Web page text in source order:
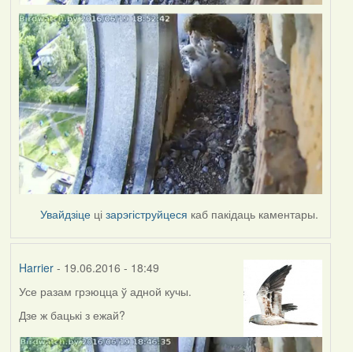
Увайдзіце цізарэгіструйцеся каб пакідаць каментары.
Harrier- 19.06.2016 - 18:49
Усе разам грэюцца ў адной кучы.
Дзе ж бацькі з ежай?